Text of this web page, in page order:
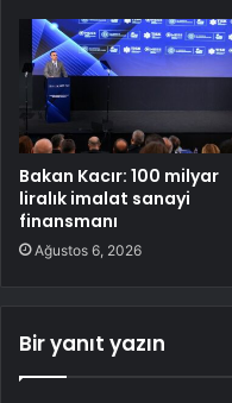
Bakan Kacır: 100 milyar
liralık imalat sanayi
finansmanı
Ağustos 6, 2026
Bir yanıt yazın